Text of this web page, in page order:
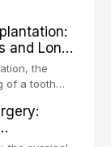
and Long-
the
of a tooth
one of